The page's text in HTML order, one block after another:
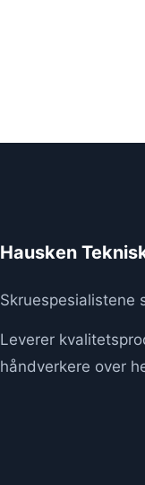
Hausken
Skruespesialistene
Leverer
håndverkere over